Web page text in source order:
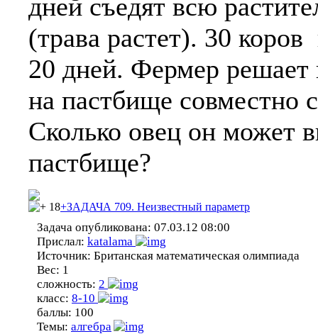
дней съедят всю
(трава растет). 30
20 дней. Фермер решает
на пастбище совместно
Сколько овец он может
пастбище?
18+ЗАДАЧА 709. Неизвестный параметр
Задача опубликована: 07.03.12 08:00
Прислал: katalama
Источник: Британская математическая олимпиада
Вес: 1
сложность: 2
класс: 8-10
баллы: 100
Темы: алгебра